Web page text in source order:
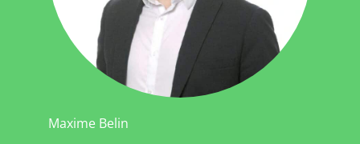
Maxime Belin